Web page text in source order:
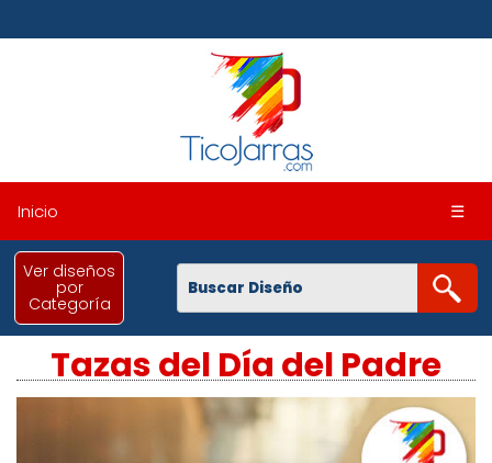
Inicio ☰
Ver diseños
por
Categoría
Tazas del Día del Padre